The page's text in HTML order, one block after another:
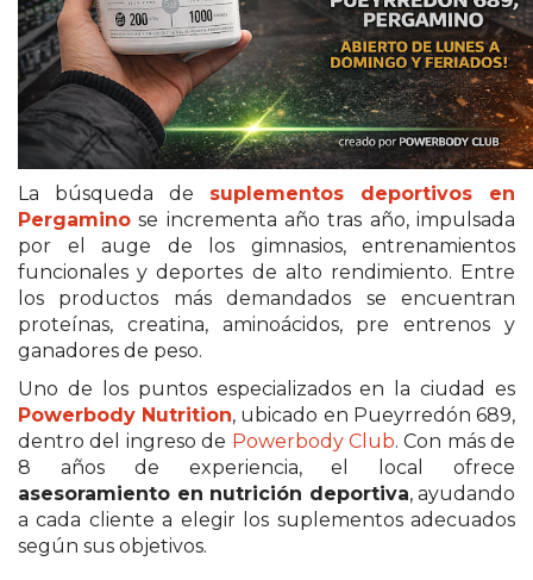
PRONÓSTICO
HORÓSCOPO
QUÉ ES
CÓMO FUNCIONA: CREAR
TIENDAS ONLINE CON
PEDIDOS POR WHATSAPP
TIENDA ONLINE GRATIS
EN ARGENTINA:
CHANGUITO.COM.AR VS
OTRAS PLATAFORMAS DE
VENTA POR WHATSAPP
La búsqueda de suplementos deportivos en
Pergamino se incrementa año tras año, impulsada
por el auge de los gimnasios, entrenamientos
funcionales y deportes de alto rendimiento. Entre
los productos más demandados se encuentran
proteínas, creatina, aminoácidos, pre entrenos y
ganadores de peso.
Uno de los puntos especializados en la ciudad es
Powerbody Nutrition, ubicado en Pueyrredón 689,
dentro del ingreso de Powerbody Club. Con más de
8 años de experiencia, el local ofrece
asesoramiento en nutrición deportiva, ayudando
a cada cliente a elegir los suplementos adecuados
según sus objetivos.